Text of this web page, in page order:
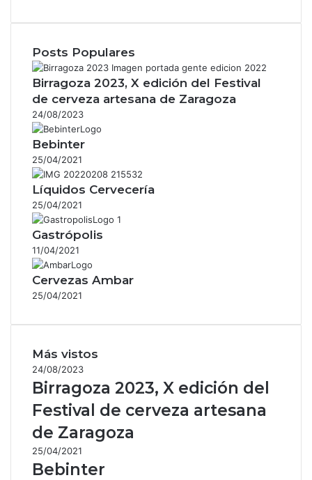
Posts Populares
Birragoza 2023, X edición del Festival
de cerveza artesana de Zaragoza
24/08/2023
Bebinter
25/04/2021
Líquidos Cervecería
25/04/2021
Gastrópolis
11/04/2021
Cervezas Ambar
25/04/2021
Más vistos
24/08/2023
Birragoza 2023, X edición del
Festival de cerveza artesana
de Zaragoza
25/04/2021
Bebinter